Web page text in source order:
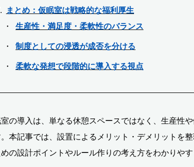
まとめ：仮眠室は戦略的な福利厚生
生産性・満足度・柔軟性のバランス
制度としての浸透が成否を分ける
柔軟な発想で段階的に導入する視点
の導入は、単なる休憩スペースではなく、生産性
本記事では、設置によるメリット・デメリットを
の設計ポイントやルール作りの考え方をわかりやす